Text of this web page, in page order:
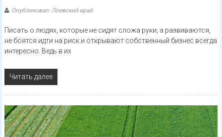
Опубликовал: Лоевский край
Писать о людях, которые не сидят сложа руки, а развиваются,
не боятся идти на риск и открывают собственный бизнес всегда
интересно. Ведь в их
Читать далее